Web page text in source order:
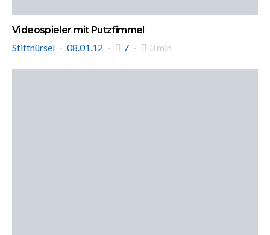
Videospieler mit Putzfimmel
Stiftnürsel
08.01.12 7 3 min